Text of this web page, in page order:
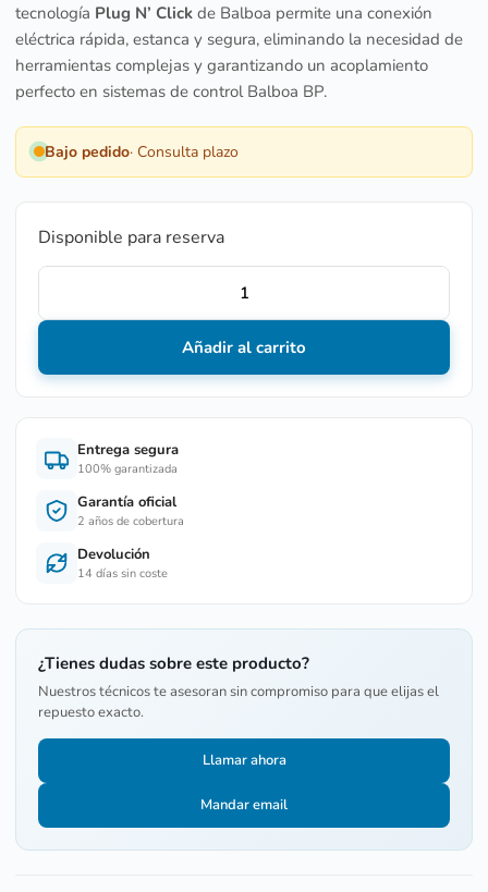
tecnología Plug N’ Click de Balboa permite una conexión
eléctrica rápida, estanca y segura, eliminando la necesidad de
herramientas complejas y garantizando un acoplamiento
perfecto en sistemas de control Balboa BP.
Bajo pedido· Consulta plazo
Disponible para reserva
Añadir al carrito
Entrega segura
100% garantizada
Garantía oficial
2 años de cobertura
Devolución
14 días sin coste
¿Tienes dudas sobre este producto?
Nuestros técnicos te asesoran sin compromiso para que elijas el
repuesto exacto.
Llamar ahora
Mandar email